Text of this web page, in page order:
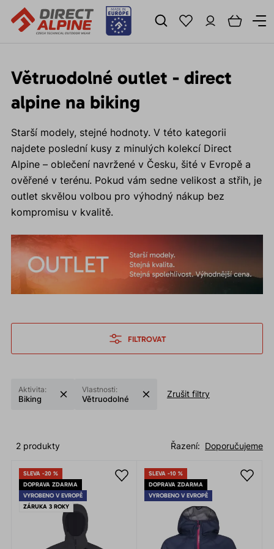
Větruodolné outlet - direct
alpine na biking
Starší modely, stejné hodnoty. V této kategorii
najdete poslední kusy z minulých kolekcí Direct
Alpine – oblečení navržené v Česku, šité v Evropě a
ověřené v terénu. Pokud vám sedne velikost a střih, je
outlet skvělou volbou pro výhodný nákup bez
kompromisu v kvalitě.
FILTROVAT
Aktivita:
Biking
Vlastnosti:
Větruodolné Zrušit filtry
Doporučujeme
Řazení:
2 produkty
SLEVA -20 %
DOPRAVA ZDARMA
VYROBENO V EVROPĚ
ZÁRUKA 3 ROKY
SLEVA -10 %
DOPRAVA ZDARMA
VYROBENO V EVROPĚ